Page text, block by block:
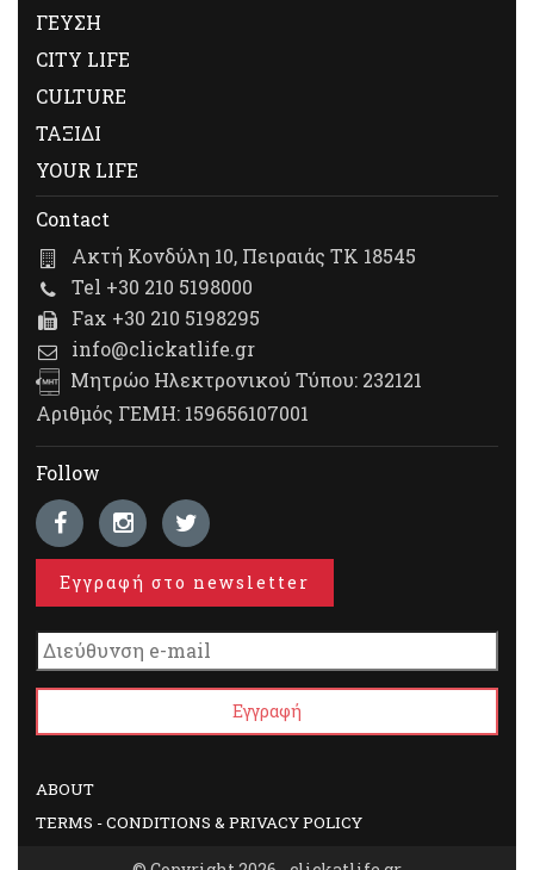
ΓΕΥΣΗ
CITY LIFE
CULTURE
ΤΑΞΙΔΙ
YOUR LIFE
Contact
Ακτή Κονδύλη 10, Πειραιάς ΤΚ 18545
Tel +30 210 5198000
Fax +30 210 5198295
info@clickatlife.gr
Μητρώο Ηλεκτρονικού Τύπου: 232121
Αριθμός ΓΕΜΗ: 159656107001
Follow
Εγγραφή στο newsletter
ABOUT
TERMS - CONDITIONS & PRIVACY POLICY